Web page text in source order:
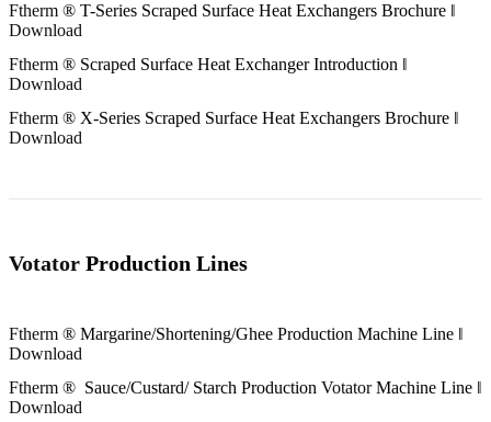
Ftherm ® T-Series Scraped Surface Heat Exchangers Brochure ‖
Download
Ftherm ® Scraped Surface Heat Exchanger Introduction ‖
Download
Ftherm ® X-Series Scraped Surface Heat Exchangers Brochure ‖
Download
Votator Production Lines
Ftherm ® Margarine/Shortening/Ghee Production Machine Line ‖
Download
Ftherm ® Sauce/Custard/ Starch Production VotatorMachine Line ‖
Download